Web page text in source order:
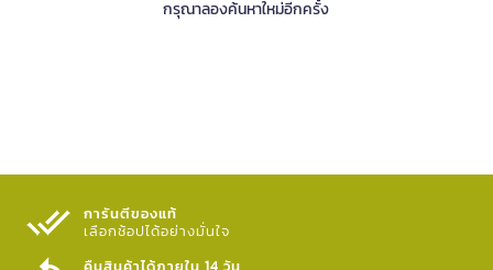
กรุณาลองค้นหาใหม่อีกครั้ง
การันตีของแท้
เลือกช้อปได้อย่างมั่นใจ​